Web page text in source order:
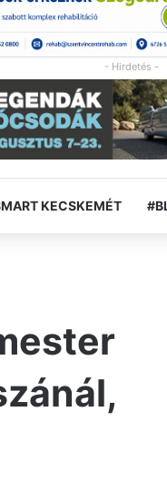
- Hirdetés -
KECSKEMÉT